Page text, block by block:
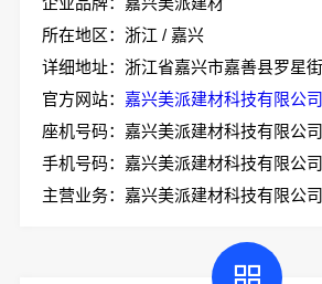
所在地区：浙江 / 嘉兴
官方网站： 嘉兴美派建材科技有限公司
座机号码：嘉兴美派建材科技有限公司
手机号码：嘉兴美派建材科技有限公司
主营业务：嘉兴美派建材科技有限公司